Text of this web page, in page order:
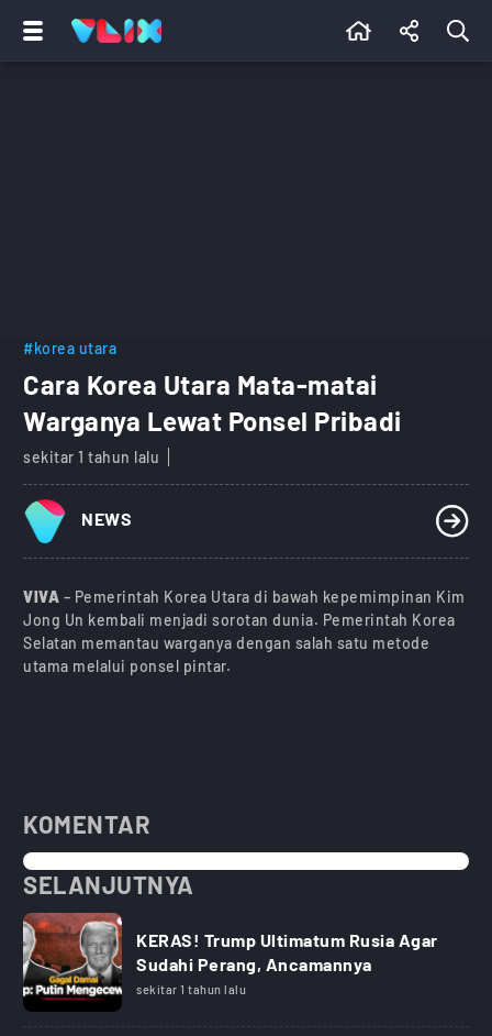
#korea utara
Cara Korea Utara Mata-matai
Warganya Lewat Ponsel Pribadi
sekitar 1 tahun lalu
NEWS
VIVA – Pemerintah Korea Utara di bawah kepemimpinan Kim
Jong Un kembali menjadi sorotan dunia. Pemerintah Korea
Selatan memantau warganya dengan salah satu metode
utama melalui ponsel pintar.
KOMENTAR
SELANJUTNYA
KERAS! Trump Ultimatum Rusia Agar
Sudahi Perang, Ancamannya
sekitar 1 tahun lalu